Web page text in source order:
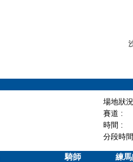
場地狀
賽道 :
時間 :
分段時
騎師 練